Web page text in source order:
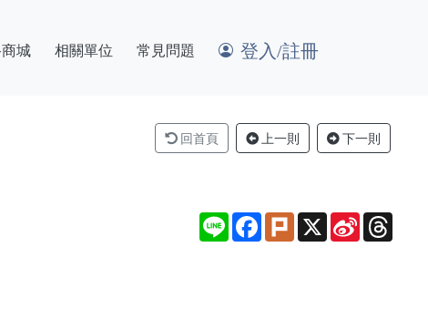
城 相關單位 常見問題 登入/註冊
回首頁 上一則 下一則
Line Facebook
PlurkX Sina
Weibo